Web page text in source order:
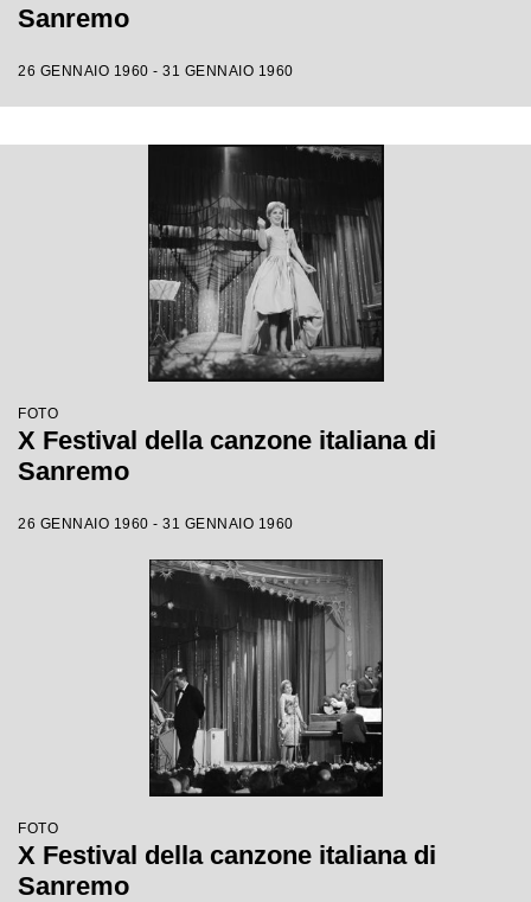
Sanremo
26 GENNAIO 1960 - 31 GENNAIO 1960
FOTO
X Festival della canzone italiana di
Sanremo
26 GENNAIO 1960 - 31 GENNAIO 1960
FOTO
X Festival della canzone italiana di
Sanremo